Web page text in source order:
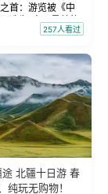
首：游览被《中
评选为“中国最美的
名的克拉玛依魔鬼
——禾木村，欣赏
257人看过
北疆十日游 春
纯玩无购物！